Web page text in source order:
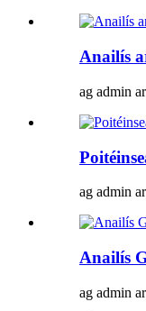
Anailís
ag admin
ag admin
Anailís
ag admin